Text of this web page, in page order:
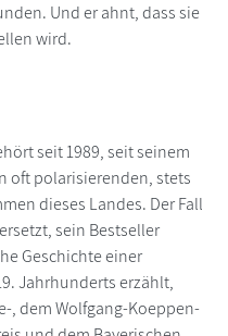
Und er ahnt, dass sie
wird.
seit 1989, seit seinem
oft polarisierenden, stets
dieses Landes. Der Fall
sein Bestseller
Geschichte einer
Jahrhunderts erzählt,
, dem Wolfgang-Koeppen-